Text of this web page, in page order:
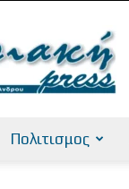
Πολιτισμος